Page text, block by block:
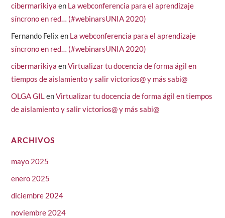
cibermarikiya en La webconferencia para el aprendizaje
síncrono en red… (#webinarsUNIA 2020)
Fernando Felix en La webconferencia para el aprendizaje
síncrono en red… (#webinarsUNIA 2020)
cibermarikiya enVirtualizar tu docencia de forma ágil en
tiempos de aislamiento y salir victorios@ y más sabi@
OLGA GILenVirtualizar tu docencia de forma ágil en tiempos
de aislamiento y salir victorios@ y más sabi@
ARCHIVOS
mayo 2025
enero 2025
diciembre 2024
noviembre 2024